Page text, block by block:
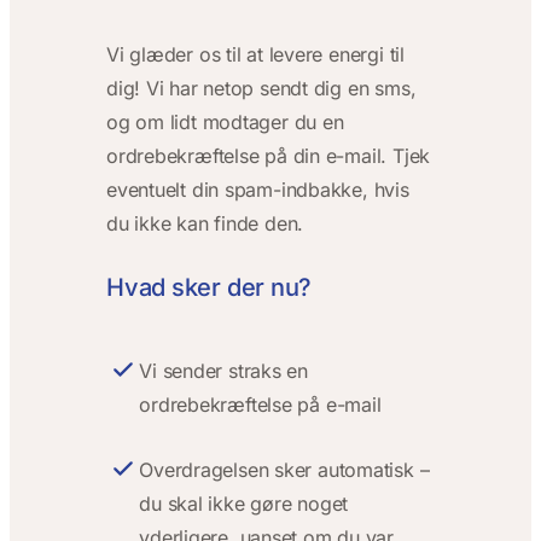
Vi glæder os til at levere energi til
dig! Vi har netop sendt dig en sms,
og om lidt modtager du en
ordrebekræftelse på din e-mail. Tjek
eventuelt din spam-indbakke, hvis
du ikke kan finde den.
Hvad sker der nu?
Vi sender straks en
ordrebekræftelse på e-mail
Overdragelsen sker automatisk –
du skal ikke gøre noget